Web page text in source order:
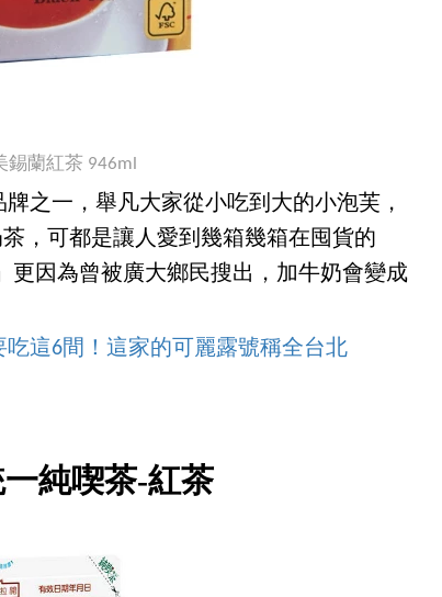
錫蘭紅茶 946ml
之一，舉凡大家從小吃到大的小泡芙，
，可都是讓人愛到幾箱幾箱在囤貨的
更因為曾被廣大鄉民搜出，加牛奶會變成
這6間！這家的可麗露號稱全台北
純喫茶-紅茶